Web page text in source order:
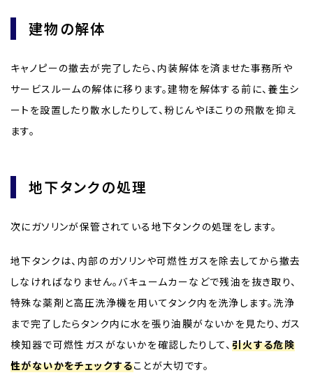
建物の解体
キャノピーの撤去が完了したら、内装解体を済ませた事務所や
サービスルームの解体に移ります。建物を解体する前に、養生シ
ートを設置したり散水したりして、粉じんやほこりの飛散を抑え
ます。
地下タンクの処理
次にガソリンが保管されている地下タンクの処理をします。
地下タンクは、内部のガソリンや可燃性ガスを除去してから撤去
しなければなりません。バキュームカーなどで残油を抜き取り、
特殊な薬剤と高圧洗浄機を用いてタンク内を洗浄します。洗浄
まで完了したらタンク内に水を張り油膜がないかを見たり、ガス
検知器で可燃性ガスがないかを確認したりして、 引火する危険
性がないかをチェックすることが大切です。